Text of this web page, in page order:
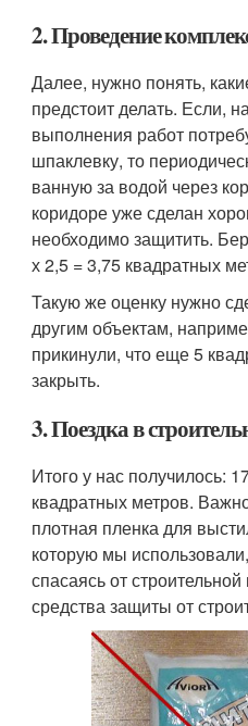
2. Проведение
Далее, нужно понять,
предстоит делать. Если,
выполнения работ
шпаклевку, то
ванную за водой через
коридоре уже сделан
необходимо защитить.
х 2,5 = 3,75 квадратных
Такую же оценку нужно
другим объектам,
прикинули, что еще 5
закрыть.
3. Поездка в
Итого у нас получилось:
квадратных метров.
плотная пленка для
которую мы
спасаясь от
средства защиты от